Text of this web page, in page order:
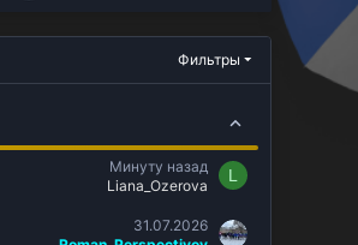
Фильтры
Минуту назад
Liana_Ozerova
L
31.07.2026